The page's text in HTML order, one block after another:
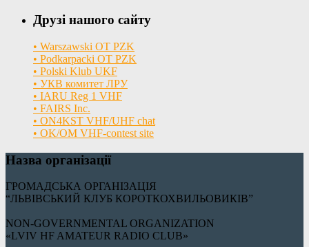
Друзі нашого сайту
• Warszawski OT PZK
• Podkarpacki OT PZK
• Polski Klub UKF
• УКВ комитет ЛРУ
• IARU Reg 1 VHF
• FAIRS Inc.
• ON4KST VHF/UHF chat
• OK/OM VHF-contest site
Назва організації
ГРОМАДСЬКА ОРГАНІЗАЦІЯ
“ЛЬВІВСЬКИЙ КЛУБ КОРОТКОХВИЛЬОВИКІВ”
NON-GOVERNMENTAL ORGANIZATION
«LVIV HF AMATEUR RADIO CLUB»